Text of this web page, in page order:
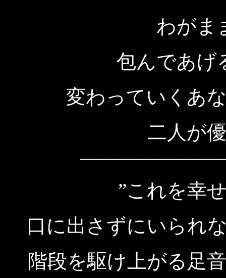
わがま
包んであげ
変わっていくあ
二人が
”これを幸
口に出さずにいら
階段を駆け上がる